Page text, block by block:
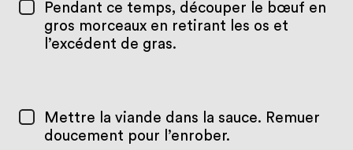
Pendant ce temps, découper le bœuf en
gros morceaux en retirant les os et
l’excédent de gras.
Mettre la viande dans la sauce. Remuer
doucement pour l’enrober.